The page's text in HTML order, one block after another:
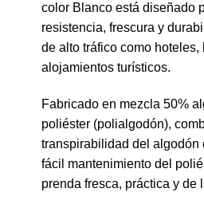
color Blanco está diseñado
resistencia, frescura y
de alto tráfico como hoteles,
alojamientos turísticos.
Fabricado en mezcla 50%
poliéster (polialgodón),
transpirabilidad del algodón
fácil mantenimiento del
prenda fresca, práctica y de